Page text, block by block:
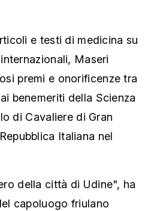
e testi di medicina su
Maseri
premi e onorificenze tra
benemeriti della Scienza
di Cavaliere di Gran
Italiana nel
della città di Udine", ha
capoluogo friulano